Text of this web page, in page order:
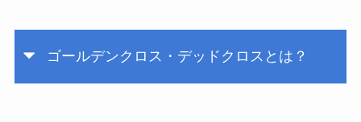
ゴールデンクロス・デッドクロスとは？